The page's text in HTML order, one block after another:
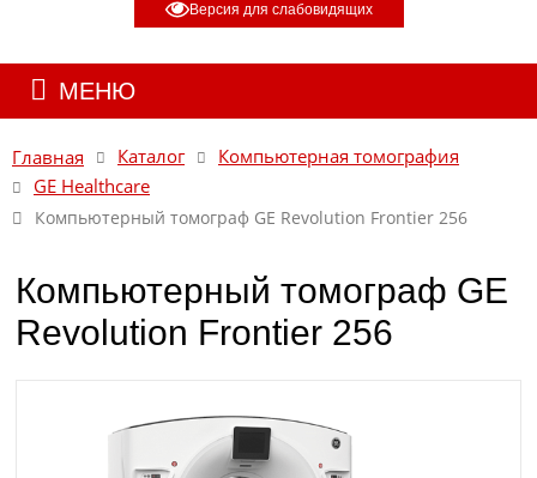
Версия для слабовидящих
МЕНЮ
Главная Каталог
Компьютерная томография
GE Healthcare
Компьютерный томограф GE Revolution Frontier 256
Компьютерный томограф GE
Revolution Frontier 256